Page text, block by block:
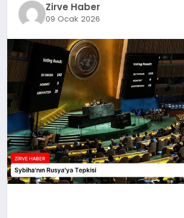
EĞITIM
KÜLTÜR & SANAT
SAĞLIK
SPOR
TEKNOLOJI
Zirve Haber
09 Ocak 2026